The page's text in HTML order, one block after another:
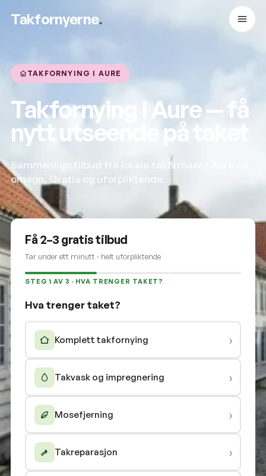
Takfornyerne.
TAKFORNYING I AURE
Takfornying i Aure — få
nytt utseende på taket
Sammenlign tilbud fra lokale takfirmaer i Aure og
omegn. Gratis og uforpliktende.
Få 2–3 gratis tilbud
Tar under ett minutt · helt uforpliktende
STEG 1 AV 3 · HVA TRENGER TAKET?
Hva trenger taket?
Komplett takfornying ›
Takvask og impregnering ›
Mosefjerning ›
Takreparasjon ›